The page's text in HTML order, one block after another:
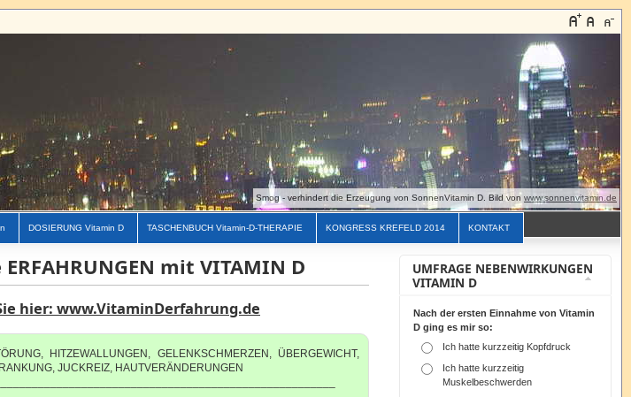
Smog - verhindert die Erzeugung von SonnenVitamin D. Bild von www.sonnenvitamin.de
DOSIERUNG Vitamin D TASCHENBUCH Vitamin-D-THERAPIE KONGRESS KREFELD 2014 KONTAKT
mit VITAMIN D
hier: www.VitaminDerfahrung.de
HITZEWALLUNGEN, GELENKSCHMERZEN, ÜBERGEWICHT,
JUCKREIZ, HAUTVERÄNDERUNGEN
UMFRAGE NEBENWIRKUNGEN
VITAMIN D
Nach der ersten Einnahme von Vitamin
D ging es mir so:
Ich hatte kurzzeitig Kopfdruck
Ich hatte kurzzeitig
Muskelbeschwerden